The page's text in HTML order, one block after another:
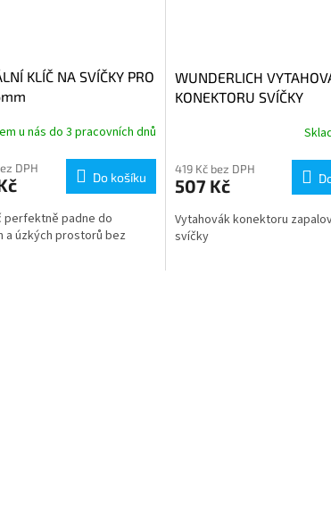
KLÍČ NA SVÍČKY PRO
u nás do 3 pracovních dnů
DPH
Do košíku
perfektně padne do
a úzkých prostorů bez
WUNDERLICH
KONEKTORU SVÍČKY
419 Kč bez DPH
507 Kč
Vytahovák konektoru
svíčky